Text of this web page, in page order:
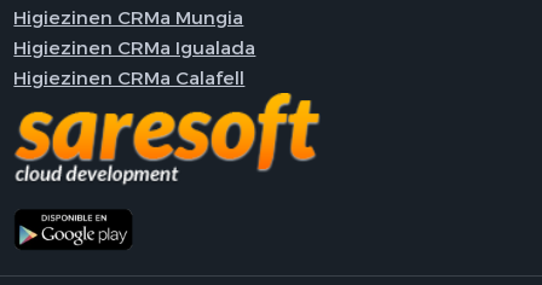
Higiezinen CRMa Mungia
Higiezinen CRMa Igualada
Higiezinen CRMa Calafell